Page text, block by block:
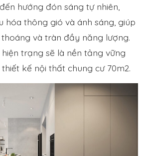
hướng đón sáng tự nhiên,
hóa thông gió và ánh sáng, giúp
và tràn đầy năng lượng.
trạng sẽ là nền tảng vững
kế nội thất chung cư 70m2.